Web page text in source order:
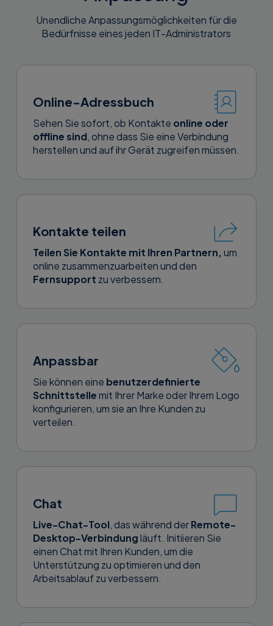
Unendliche Anpassungsmöglichkeiten für die
Bedürfnisse eines jeden IT-Administrators
Online-Adressbuch
Sehen Sie sofort, ob Kontakte online oder
offline sind, ohne dass Sie eine Verbindung
herstellen und auf ihr Gerät zugreifen müssen.
Kontakte teilen
Teilen Sie Kontakte mit Ihren Partnern, um
online zusammenzuarbeiten und den
Fernsupport zu verbessern.
Anpassbar
Sie können eine benutzerdefinierte
Schnittstellemit Ihrer Marke oder Ihrem Logo
konfigurieren, um sie an Ihre Kunden zu
verteilen.
Chat
Live-Chat-Tool, das während derRemote-
Desktop-Verbindungläuft. Initiieren Sie
einen Chat mit Ihren Kunden, um die
Unterstützung zu optimieren und den
Arbeitsablauf zu verbessern.